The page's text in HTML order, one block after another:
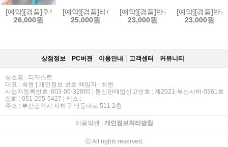
[예약][경품]후류 하츠네 미쿠 누들 스토퍼 피규어 디지털 스타 2025
26,000원
[예약][경품]타이토 그 비스크돌은 사랑을 한다 2
25,000원
[예약][경품]반프레스토 나츠메
23,000원
[예약][경품]반
23,000원
상점정보 PC버젼 이용안내 고객센터 커뮤니티
상호명 : 리캐스트
대표 : 최현 | 개인정보 보호 책임자 : 최현
사업자등록번호 :603-06-32865 | 통신판매업신고번호 : 제2021-부산사하-0361호
전화 : 051-205-5427 | 팩스 :
주소 : 부산광역시 사하구 낙동대로 511 2층
이용약관| 개인정보처리방침
ⓒ All rights reserved.